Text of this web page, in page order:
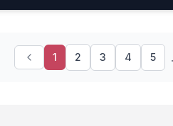
1 2 3 4 5